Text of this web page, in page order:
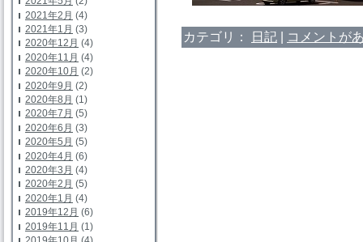
2021年2月 (4)
2021年1月 (3)
2020年12月 (4)
2020年11月 (4)
2020年10月 (2)
2020年9月 (2)
2020年8月 (1)
2020年7月 (5)
2020年6月 (3)
2020年5月 (5)
2020年4月 (6)
2020年3月 (4)
2020年2月 (5)
2020年1月 (4)
2019年12月 (6)
2019年11月 (1)
カテゴリ： 日記 | コメントが